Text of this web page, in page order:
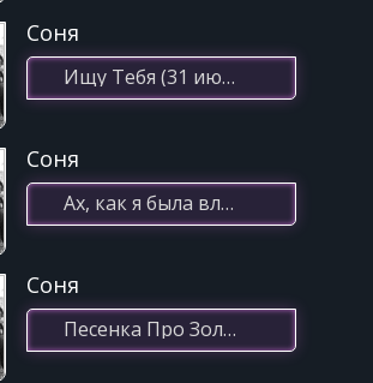
Соня
Ищу Тебя (31 июня) Rmx(07.03.2021 18:45)
Соня
Ах, как я была влюблена (Оттепель)(07.01.2021 14:48)
Соня
Песенка Про Золотого Купидона(19.01.2021 18:47)